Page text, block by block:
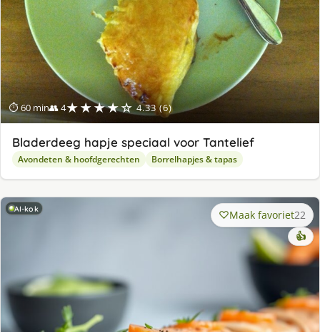
⏱ 60 min👥 4★★★★☆ 4.33 (6)
Bladerdeeg hapje speciaal voor Tantelief
Avondeten & hoofdgerechten Borrelhapjes & tapas
AI-kok Maak favoriet22
👍